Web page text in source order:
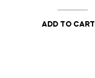
ADD TO CART